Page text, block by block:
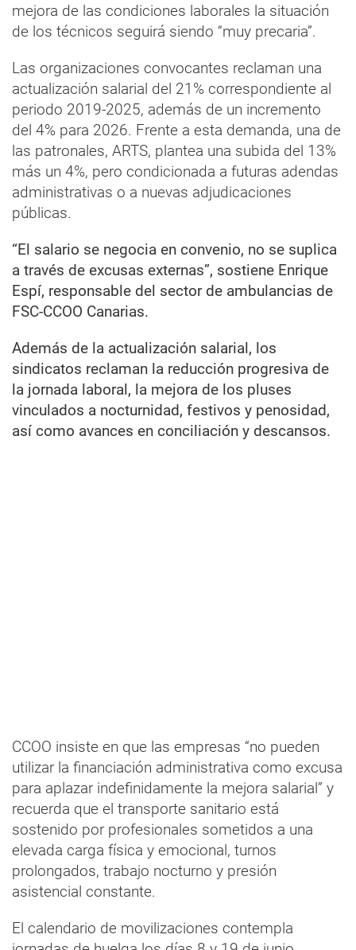
mejora de las condiciones laborales la situación
de los técnicos seguirá siendo “muy precaria”.
Las organizaciones convocantes reclaman una
actualización salarial del 21% correspondiente al
periodo 2019-2025, además de un incremento
del 4% para 2026. Frente a esta demanda, una de
las patronales, ARTS, plantea una subida del 13%
más un 4%, pero condicionada a futuras adendas
administrativas o a nuevas adjudicaciones
públicas.
“El salario se negocia en convenio, no se suplica
a través de excusas externas”, sostiene Enrique
Espí, responsable del sector de ambulancias de
FSC-CCOO Canarias.
Además de la actualización salarial, los
sindicatos reclaman la reducción progresiva de
la jornada laboral, la mejora de los pluses
vinculados a nocturnidad, festivos y penosidad,
así como avances en conciliación y descansos.
CCOO insiste en que las empresas “no pueden
utilizar la financiación administrativa como excusa
para aplazar indefinidamente la mejora salarial” y
recuerda que el transporte sanitario está
sostenido por profesionales sometidos a una
elevada carga física y emocional, turnos
prolongados, trabajo nocturno y presión
asistencial constante.
El calendario de movilizaciones contempla